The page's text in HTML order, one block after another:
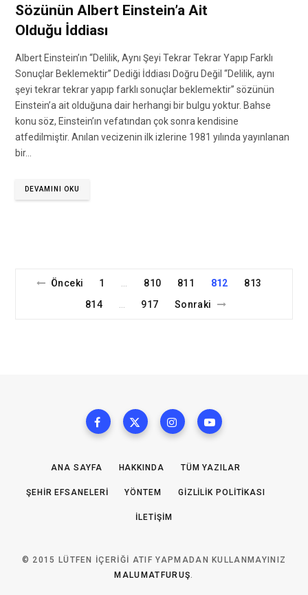
Sözünün Albert Einstein’a Ait
Olduğu İddiası
Albert Einstein’ın “Delilik, Aynı Şeyi Tekrar Tekrar Yapıp Farklı
Sonuçlar Beklemektir” Dediği İddiası Doğru Değil “Delilik, aynı
şeyi tekrar tekrar yapıp farklı sonuçlar beklemektir” sözünün
Einstein’a ait olduğuna dair herhangi bir bulgu yoktur. Bahse
konu söz, Einstein’ın vefatından çok sonra kendisine
atfedilmiştir. Anılan vecizenin ilk izlerine 1981 yılında yayınlanan
bir…
DEVAMINI OKU
Önceki 1 … 810 811 812
813
814
… 917 Sonraki
ANA SAYFA HAKKINDA TÜM YAZILAR
ŞEHIR EFSANELERI YÖNTEM GIZLILIK POLITIKASI
İLETIŞIM
© 2015 LÜTFEN IÇERIĞI ATIF YAPMADAN KULLANMAYINIZ
MALUMATFURUŞ.